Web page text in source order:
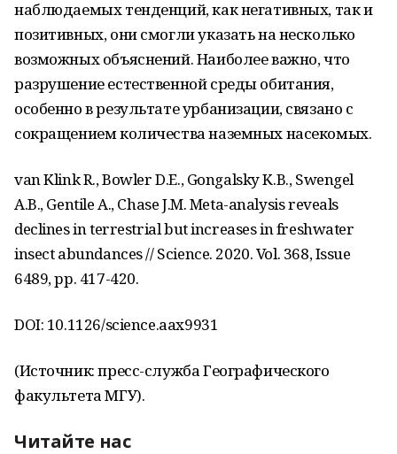
наблюдаемых тенденций, как негативных, так и
позитивных, они смогли указать на несколько
возможных объяснений. Наиболее важно, что
разрушение естественной среды обитания,
особенно в результате урбанизации, связано с
сокращением количества наземных насекомых.
van Klink R., Bowler D.E., Gongalsky K.B., Swengel
A.B., Gentile A., Chase J.M. Meta-analysis reveals
declines in terrestrial but increases in freshwater
insect abundances // Science. 2020. Vol. 368, Issue
6489, pp. 417-420.
DOI: 10.1126/science.aax9931
(Источник: пресс-служба Географического
факультета МГУ).
Читайте нас